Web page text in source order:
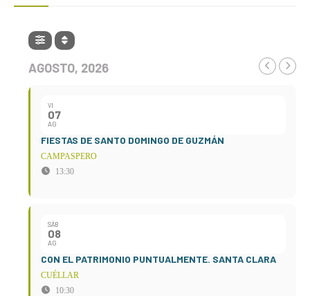
AGOSTO, 2026
VI
07
AG
FIESTAS DE SANTO DOMINGO DE GUZMÁN
CAMPASPERO
13:30
SÁB
08
AG
CON EL PATRIMONIO PUNTUALMENTE. SANTA CLARA
CUÉLLAR
10:30